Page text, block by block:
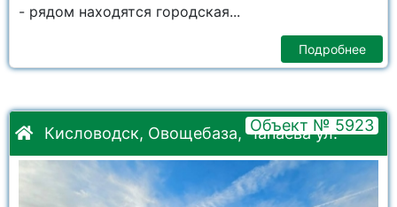
- рядом находятся городская...
Подробнее
Кисловодск, Овощебаза, Чапаева ул.
Объект № 5923